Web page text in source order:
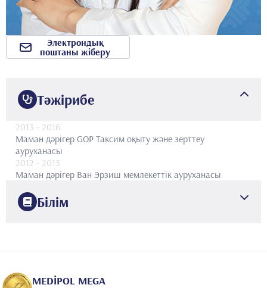
Тәжірибе
2013 - 2016
Маман дәрігер GOP Таксим оқыту және зерттеу
ауруханасы
2012 - 2013
Маман дәрігер Ван Эрзиш мемлекеттік ауруханасы
Білім
аурулары
Электрондық
поштаны жіберу
MEDİPOL MEGA